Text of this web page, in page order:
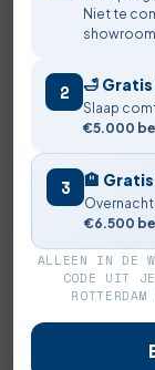
Niet te
2 🛁
Slaap
€5.000
3 🏨
€6.500
ALLEEN IN DE
CODE UIT